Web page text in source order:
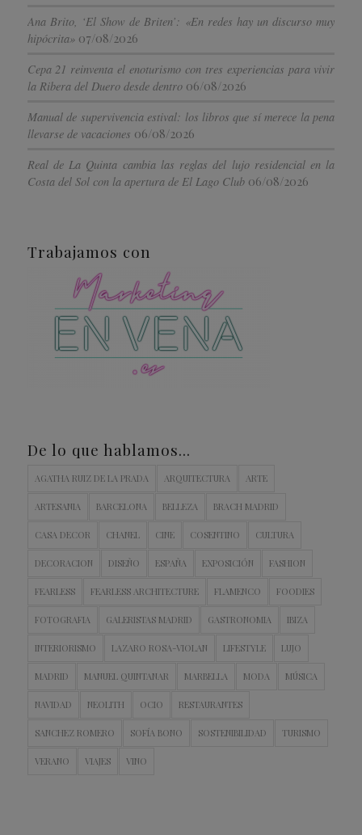
Ana Brito, ‘El Show de Briten’: «En redes hay un discurso muy
hipócrita» 07/08/2026
Cepa 21 reinventa el enoturismo con tres experiencias para vivir
la Ribera del Duero desde dentro 06/08/2026
Manual de supervivencia estival: los libros que sí merece la pena
llevarse de vacaciones 06/08/2026
Real de La Quinta cambia las reglas del lujo residencial en la
Costa del Sol con la apertura de El Lago Club 06/08/2026
Trabajamos con
De lo que hablamos…
AGATHA RUIZ DE LA PRADA ARQUITECTURA ARTE
ARTESANIA BARCELONA BELLEZA BRACH MADRID
CASA DECOR CHANEL CINE COSENTINO CULTURA
DECORACION DISEÑO ESPAÑA EXPOSICIÓN FASHION
FEARLESS FEARLESS ARCHITECTURE FLAMENCO FOODIES
FOTOGRAFIA GALERISTAS MADRID GASTRONOMIA IBIZA
INTERIORISMO LAZARO ROSA-VIOLAN LIFESTYLE LUJO
MADRID MANUEL QUINTANAR MARBELLA MODA MÚSICA
NAVIDAD NEOLITH OCIO RESTAURANTES
SANCHEZ ROMERO SOFÍA BONO SOSTENIBILIDAD TURISMO
VERANO VIAJES VINO